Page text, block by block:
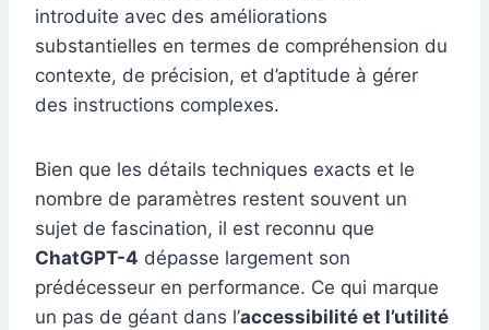
introduite avec des améliorations
substantielles en termes de compréhension du
contexte, de précision, et d’aptitude à gérer
des instructions complexes.
Bien que les détails techniques exacts et le
nombre de paramètres restent souvent un
sujet de fascination, il est reconnu que
ChatGPT-4 dépasse largement son
prédécesseur en performance. Ce qui marque
un pas de géant dans l’accessibilité et l’utilité